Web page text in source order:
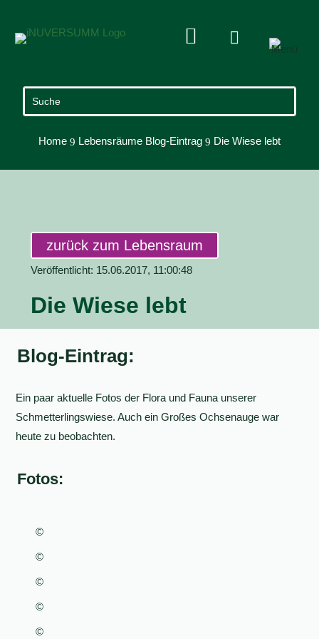
 
Home 9 Lebensräume Blog-Eintrag 9 Die Wiese lebt
zurück zum Lebensraum
Veröffentlicht: 15.06.2017, 11:00:48
Die Wiese lebt
Blog-Eintrag:
Ein paar aktuelle Fotos der Flora und Fauna unserer
Schmetterlingswiese. Auch ein Großes Ochsenauge war
heute zu beobachten.
Fotos:
©
©
©
©
©